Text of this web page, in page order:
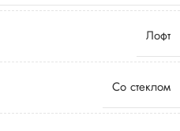
Лофт
Со стеклом